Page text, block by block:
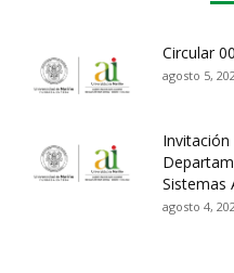
Circular
agosto 5,
Sistemas
agosto 4,